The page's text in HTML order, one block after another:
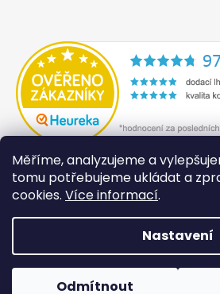
Měříme, analyzujeme a
tomu potřebujeme ukládat a
cookies. Více informací.
Nastavení
Odmítnout
Copyright 2026Lilité .